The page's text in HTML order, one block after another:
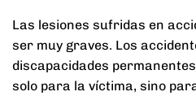
Las lesiones sufridas en
ser muy graves. Los
discapacidades
solo para la víctima, sino